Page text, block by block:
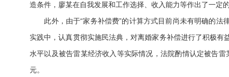
造条件，廖某在自我发展和工作选择、收入能力等作出了一定
此外，由于“家务补偿费”的计算方式目前尚未有明确的法
实践中，认真贯彻实施民法典，对离婚家务补偿进行了积极有
水平以及被告雷某经济收入等实际情况，法院酌情认定被告
元。